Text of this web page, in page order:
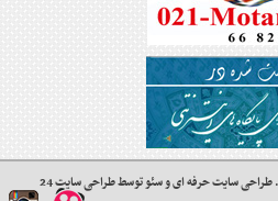
طراحی سایت حرفه ایوسئوتوسططراحی سایت 24